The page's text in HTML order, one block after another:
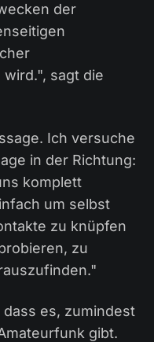
der
sagt die
Ich versuche
in der Richtung:
komplett
um selbst
zu knüpfen
zu
es, zumindest
gibt.